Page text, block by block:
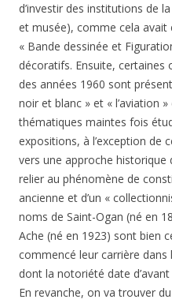
d’investir des institutions de
et musée), comme cela avait
« Bande dessinée et
décoratifs. Ensuite, certaines
des années 1960 sont
noir et blanc » et « l’aviation
thématiques maintes fois
expositions, à l’exception de
vers une approche historique
relier au phénomène de
ancienne et d’un «
noms de Saint-Ogan (né en
Ache (né en 1923) sont bien
commencé leur carrière
dont la notoriété date d’avant
En revanche, on va trouver